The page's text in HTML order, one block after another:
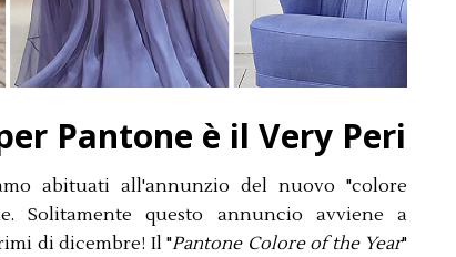
Pantone è il Very Peri
abituati all'annunzio del nuovo "colore
Solitamente questo annuncio avviene a
di dicembre! Il "Pantone Colore of the Year"